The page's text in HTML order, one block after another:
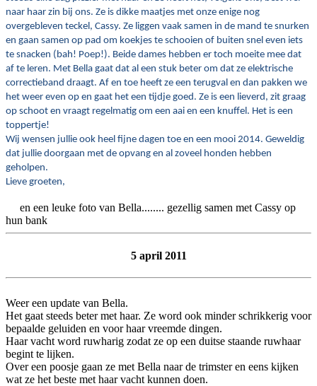
naar haar zin bij ons. Ze is dikke maatjes met onze enige nog
overgebleven teckel, Cassy. Ze liggen vaak samen in de mand te snurken
en gaan samen op pad om koekjes te schooien of buiten snel even iets
te snacken (bah! Poep!). Beide dames hebben er toch moeite mee dat
af te leren. Met Bella gaat dat al een stuk beter om dat ze elektrische
correctieband draagt. Af en toe heeft ze een terugval en dan pakken we
het weer even op en gaat het een tijdje goed. Ze is een lieverd, zit graag
op schoot en vraagt regelmatig om een aai en een knuffel. Het is een
toppertje!
Wij wensen jullie ook heel fijne dagen toe en een mooi 2014. Geweldig
dat jullie doorgaan met de opvang en al zoveel honden hebben
geholpen.
Lieve groeten,
en een leuke foto van Bella........ gezellig samen met Cassy op
hun bank
5 april 2011
Weer een update van Bella.
Het gaat steeds beter met haar. Ze word ook minder schrikkerig voor
bepaalde geluiden en voor haar vreemde dingen.
Haar vacht word ruwharig zodat ze op een duitse staande ruwhaar
begint te lijken.
Over een poosje gaan ze met Bella naar de trimster en eens kijken
wat ze het beste met haar vacht kunnen doen.